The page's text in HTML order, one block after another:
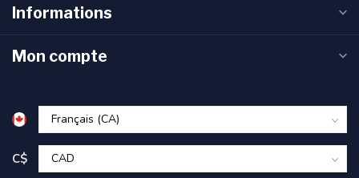
Informations
Mon compte
C$